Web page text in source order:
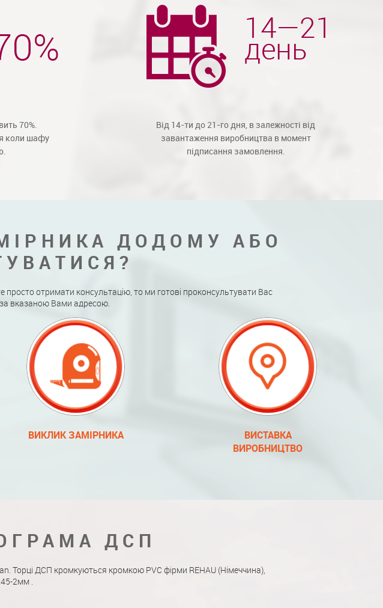
70%.
коли шафу
Від 14-ти до 21-го дня, в залежності від
завантаження виробництва в момент
підписання замовлення.
ДОДОМУ АБО
отримати консультацію, то ми готові проконсультувати Вас
за вказаною Вами адресою.
ВИКЛИК ЗАМІРНИКА
ВИСТАВКА
ВИРОБНИЦТВО
ДСП
Торці ДСП кромкуються кромкою PVC фірми REHAU (Німеччина),
2мм .